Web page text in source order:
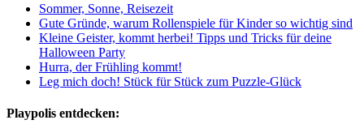
Sommer, Sonne, Reisezeit
Gute Gründe, warum Rollenspiele für Kinder so wichtig sind
Kleine Geister, kommt herbei! Tipps und Tricks für deine
Halloween Party
Hurra, der Frühling kommt!
Leg mich doch! Stück für Stück zum Puzzle-Glück
Playpolis entdecken: